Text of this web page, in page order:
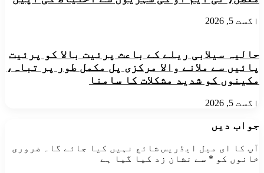
اگست 5, 2026
حالیہ سیلابی ریلے کے باعث پرئیت بالا کو پرئیت
پائیں سے ملانے والا مرکزی پل مکمل طور پر تباہ،
مکینوں کو شدید مشکلات کا سامنا
اگست 5, 2026
جواب دیں
آپ کا ای میل ایڈریس شائع نہیں کیا جائے گا۔
ضروری
خانوں کو * سے نشان زد کیا گیا ہے